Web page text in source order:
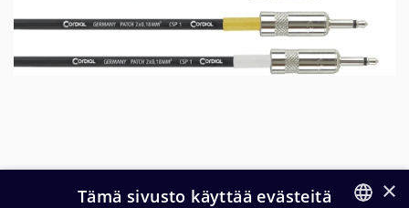
×
Tämä sivusto käyttää evästeitä